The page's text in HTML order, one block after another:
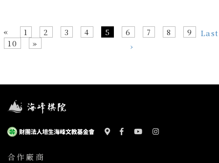
« 1 2 3 4 5 6 7 8
9
10
»
Last
›
合作廠商